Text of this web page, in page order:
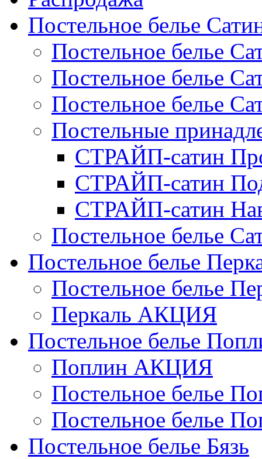
Постельное белье
Постельное белье
Постельное белье
Постельное белье
Постельные
СТРАЙП-сатин
СТРАЙП-сатин
СТРАЙП-сатин
Постельное белье
Постельное белье
Постельное белье
Перкаль АКЦИЯ
Постельное белье
Поплин АКЦИЯ
Постельное белье
Постельное белье
Постельное белье Бязь